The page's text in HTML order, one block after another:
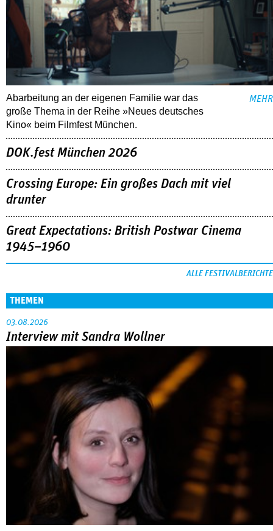
Abarbeitung an der eigenen Familie war das
große Thema in der Reihe »Neues deutsches
Kino« beim Filmfest München.
MEHR
DOK.fest München 2026
Crossing Europe: Ein großes Dach mit viel
drunter
Great Expectations: British Postwar Cinema
1945–1960
ALLE FESTIVALBERICHTE
THEMEN
03.08.2026
Interview mit Sandra Wollner